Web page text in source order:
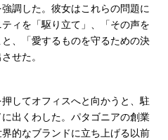
調した。彼女はこれらの問題に
ィを「駆り立て」、「その声を
、「愛するものを守るための決
せた。
してオフィスへと向かうと、駐
出くわした。パタゴニアの創業
的なブランドに立ち上げる以前